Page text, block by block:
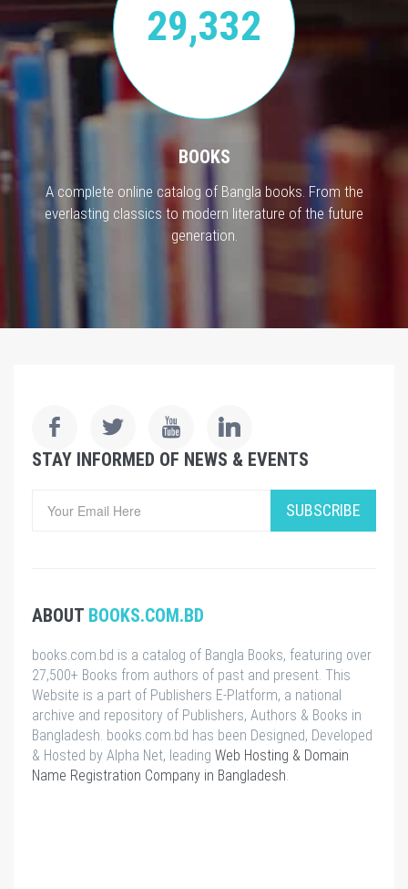
29,332
BOOKS
A complete online catalog of Bangla books. From the
everlasting classics to modern literature of the future
generation.
STAY INFORMED OF NEWS & EVENTS
SUBSCRIBE
ABOUT BOOKS.COM.BD
books.com.bd is a catalog of Bangla Books, featuring over
27,500+ Books from authors of past and present. This
Website is a part of Publishers E-Platform, a national
archive and repository of Publishers, Authors & Books in
Bangladesh. books.com.bd has been Designed, Developed
& Hosted by Alpha Net, leading Web Hosting & Domain
Name Registration Company in Bangladesh